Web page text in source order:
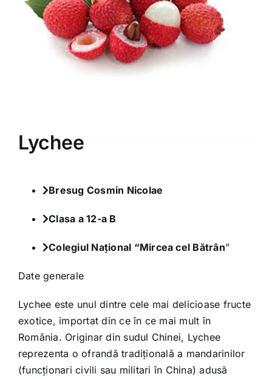
Varia
Clubul Iubim Fructele
Lychee
Bresug Cosmin Nicolae
Clasa a 12-a B
Colegiul Național “Mircea cel Bătrân”
Date generale
Lychee este unul dintre cele mai delicioase fructe
exotice, importat din ce în ce mai mult în
România. Originar din sudul Chinei, Lychee
reprezenta o ofrandă tradiţională a mandarinilor
(funcţionari civili sau militari în China) adusă